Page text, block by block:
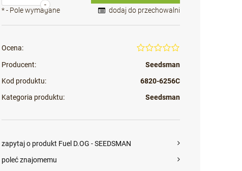
-
dodaj do przechowalni
*- Pole wymagane
Ocena:
Producent:
Seedsman
Kod produktu:
6820-6256C
Kategoria produktu:
Seedsman
zapytaj o produkt Fuel D.OG - SEEDSMAN
poleć znajomemu